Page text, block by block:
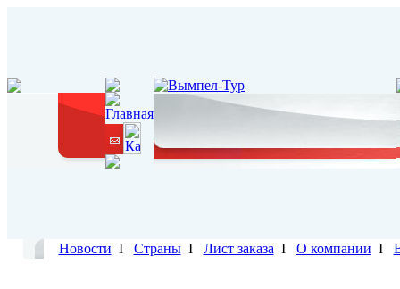
Новости I СтраныI Лист заказа I О компании I